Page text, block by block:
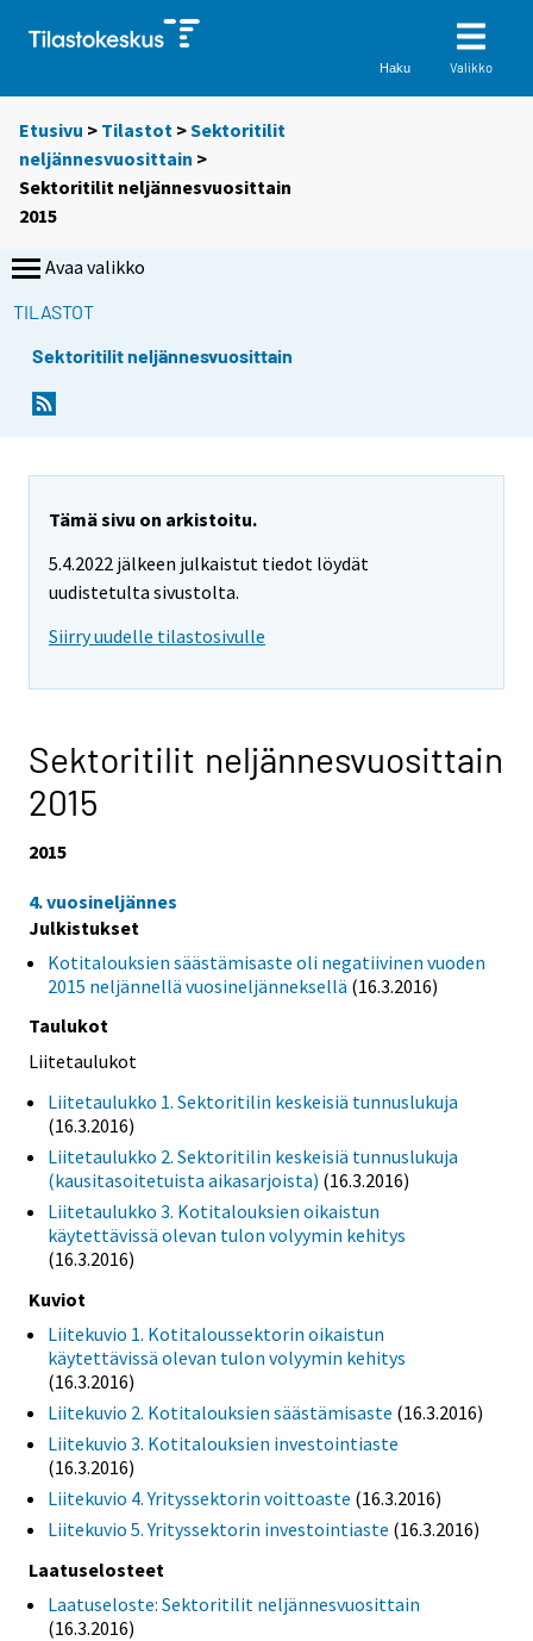
Haku Valikko
Etusivu > Tilastot >Sektoritilit
neljännesvuosittain >
Sektoritilit neljännesvuosittain
2015
Avaa valikko
TILASTOT
Sektoritilit neljännesvuosittain
Tämä sivu on arkistoitu.
5.4.2022 jälkeen julkaistut tiedot löydät
uudistetulta sivustolta.
Siirry uudelle tilastosivulle
Sektoritilit neljännesvuosittain
2015
2015
4. vuosineljännes
Julkistukset
Kotitalouksien säästämisaste oli negatiivinen vuoden
2015 neljännellä vuosineljänneksellä (16.3.2016)
Taulukot
Liitetaulukot
Liitetaulukko 1. Sektoritilin keskeisiä tunnuslukuja
(16.3.2016)
Liitetaulukko 2. Sektoritilin keskeisiä tunnuslukuja
(kausitasoitetuista aikasarjoista) (16.3.2016)
Liitetaulukko 3. Kotitalouksien oikaistun
käytettävissä olevan tulon volyymin kehitys
(16.3.2016)
Kuviot
Liitekuvio 1. Kotitaloussektorin oikaistun
käytettävissä olevan tulon volyymin kehitys
(16.3.2016)
Liitekuvio 2. Kotitalouksien säästämisaste (16.3.2016)
Liitekuvio 3. Kotitalouksien investointiaste
(16.3.2016)
Liitekuvio 4. Yrityssektorin voittoaste (16.3.2016)
Liitekuvio 5. Yrityssektorin investointiaste (16.3.2016)
Laatuselosteet
Laatuseloste: Sektoritilit neljännesvuosittain
(16.3.2016)